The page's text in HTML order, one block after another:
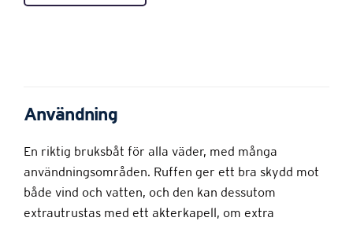
Användning
En riktig bruksbåt för alla väder, med många
användningsområden. Ruffen ger ett bra skydd mot
både vind och vatten, och den kan dessutom
extrautrustas med ett akterkapell, om extra